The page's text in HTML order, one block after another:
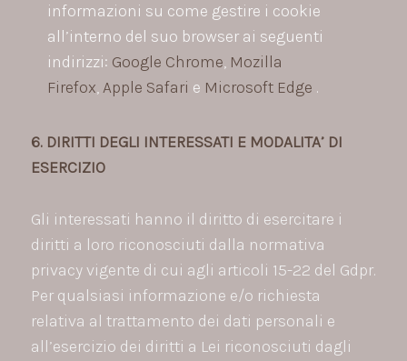
informazioni su come gestire i cookie
all’interno del suo browser ai seguenti
indirizzi: Google Chrome, Mozilla
Firefox,Apple Safari e Microsoft Edge .
6. DIRITTI DEGLI INTERESSATI E MODALITA’ DI
ESERCIZIO
Gli interessati hanno il diritto di esercitare i
diritti a loro riconosciuti dalla normativa
privacy vigente di cui agli articoli 15-22 del Gdpr.
Per qualsiasi informazione e/o richiesta
relativa al trattamento dei dati personali e
all’esercizio dei diritti a Lei riconosciuti dagli